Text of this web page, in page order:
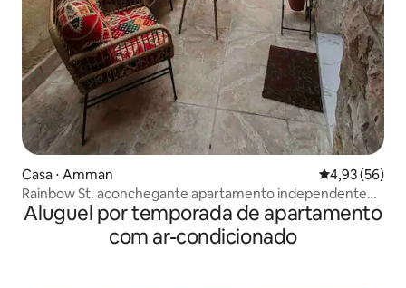
Casa ⋅ Amman 4,93 de uma
4,93 (56)
Rainbow St. aconchegante apartamento independente
no térreo
Aluguel por temporada de apartamento
com ar-condicionado